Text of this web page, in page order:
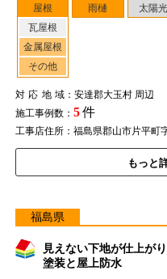
屋根
瓦屋根
金属屋根
その他
雨樋 太陽光
対応地域：安達郡大玉村 周辺
施工事例数： 5件
工事店住所：福島県郡山市片平町
もっと
福島県
見えない下地が仕上が
塗装と屋上防水